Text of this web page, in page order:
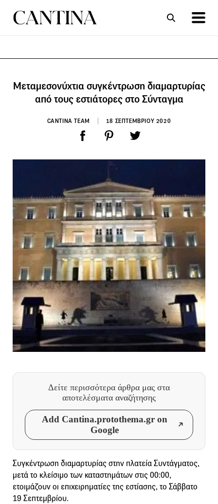
Μεταμεσονύχτια συγκέντρωση διαμαρτυρίας
από τους εστιάτορες στο Σύνταγμα
CANTINA TEAM 18 ΣΕΠΤΕΜΒΡΙΟΥ 2020
Δείτε περισσότερα άρθρα μας στα
αποτελέσματα αναζήτησης
Add Cantina.protothema.gr on
Google
Συγκέντρωση διαμαρτυρίας στην πλατεία Συντάγματος,
μετά το κλείσιμο των καταστημάτων στις 00:00,
ετοιμάζουν οι επιχειρηματίες της εστίασης, το Σάββατο
19 Σεπτεμβρίου.